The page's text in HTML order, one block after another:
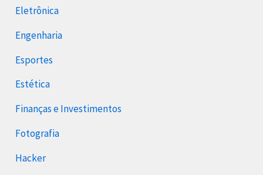
Eletrônica
Engenharia
Esportes
Estética
Finanças e Investimentos
Fotografia
Hacker